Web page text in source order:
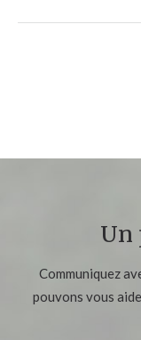
Un
Communiquez
pouvons vous